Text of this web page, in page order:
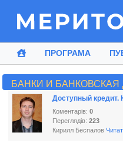
ПРОГРАМА
БАНКИ И
Доступный кредит.
Коментарів: 0
Переглядів: 223
Кирилл Беспалов